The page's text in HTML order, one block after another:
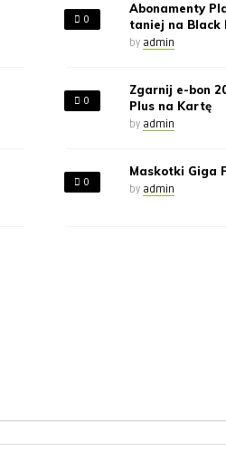
0
Abonamenty
taniej na Black
by admin
0
Zgarnij e-bon
Plus na Kartę
by admin
0
Maskotki Giga
by admin